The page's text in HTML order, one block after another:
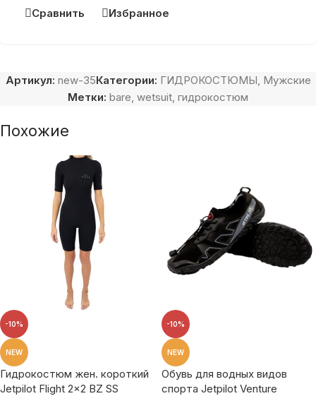
Сравнить Избранное
Артикул: new-35Категории: ГИДРОКОСТЮМЫ Мужские
Метки: bare wetsuit гидрокостюм
Похожие
-10%
NEW
Гидрокостюм жен. короткий
Jetpilot Flight 2×2 BZ SS
-10%
NEW
Обувь для водных видов
спорта Jetpilot Venture